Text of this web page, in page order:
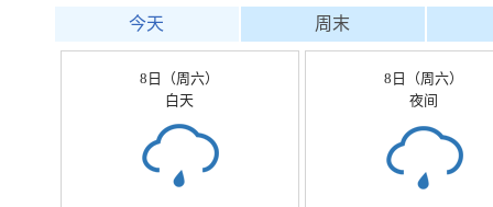
今天 周末
8日（周六）
白天
8日（周六）
夜间